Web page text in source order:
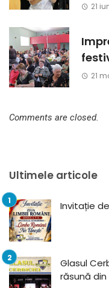
21
21
Comments are closed.
Ultimele articole
Invitație
Glasul
răsună din